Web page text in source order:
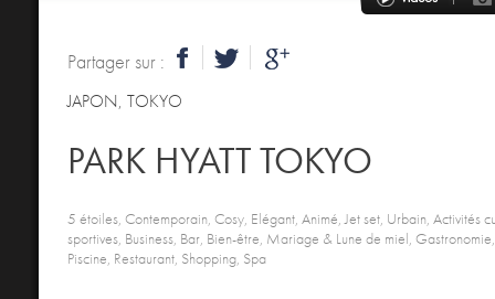
Partager sur :
JAPON, TOKYO
PARK HYATT TOKYO
5 étoiles, Contemporain, Cosy, Elégant, Animé, Jet set, Urbain, Activités
sportives, Business, Bar, Bien-être, Mariage & Lune de miel,
Piscine, Restaurant, Shopping, Spa